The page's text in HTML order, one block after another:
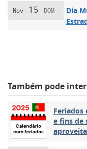
Nov 15 DOM
Dia
Também pode
Feriados
e fins de